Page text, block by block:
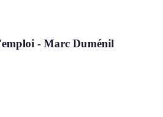
- Marc Duménil